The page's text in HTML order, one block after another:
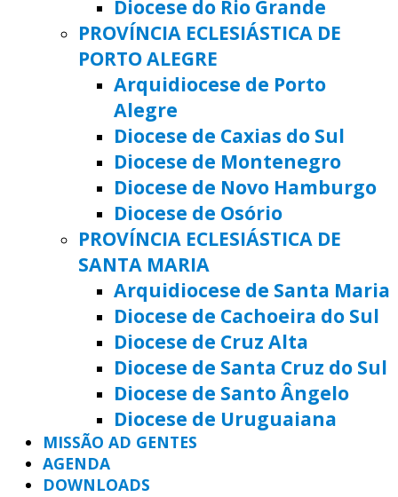
Diocese do Rio Grande
PROVÍNCIA ECLESIÁSTICA DE
PORTO ALEGRE
Arquidiocese de Porto
Alegre
Diocese de Caxias do Sul
Diocese de Montenegro
Diocese de Novo Hamburgo
Diocese de Osório
PROVÍNCIA ECLESIÁSTICA DE
SANTA MARIA
Arquidiocese de Santa Maria
Diocese de Cachoeira do Sul
Diocese de Cruz Alta
Diocese de Santa Cruz do Sul
Diocese de Santo Ângelo
Diocese de Uruguaiana
MISSÃO AD GENTES
AGENDA
DOWNLOADS